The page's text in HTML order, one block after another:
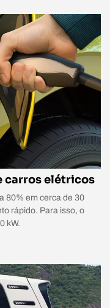
carros elétricos
80% em cerca de 30
rápido. Para isso, o
kW.